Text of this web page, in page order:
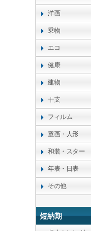
洋画
乗物
エコ
健康
建物
干支
フィルム
童画・人形
和装・スター
年表・日表
その他
短納期